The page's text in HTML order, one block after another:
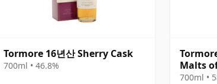
Tormore 16년산 Sherry Cask
700ml • 46.8%
Malts
700ml •